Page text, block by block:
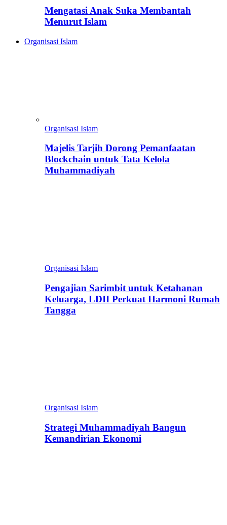
Mengatasi Anak Suka Membantah
Menurut Islam
Organisasi Islam
Organisasi Islam
Majelis Tarjih Dorong Pemanfaatan
Blockchain untuk Tata Kelola
Muhammadiyah
Organisasi Islam
Pengajian Sarimbit untuk Ketahanan
Keluarga, LDII Perkuat Harmoni Rumah
Tangga
Organisasi Islam
Strategi Muhammadiyah Bangun
Kemandirian Ekonomi